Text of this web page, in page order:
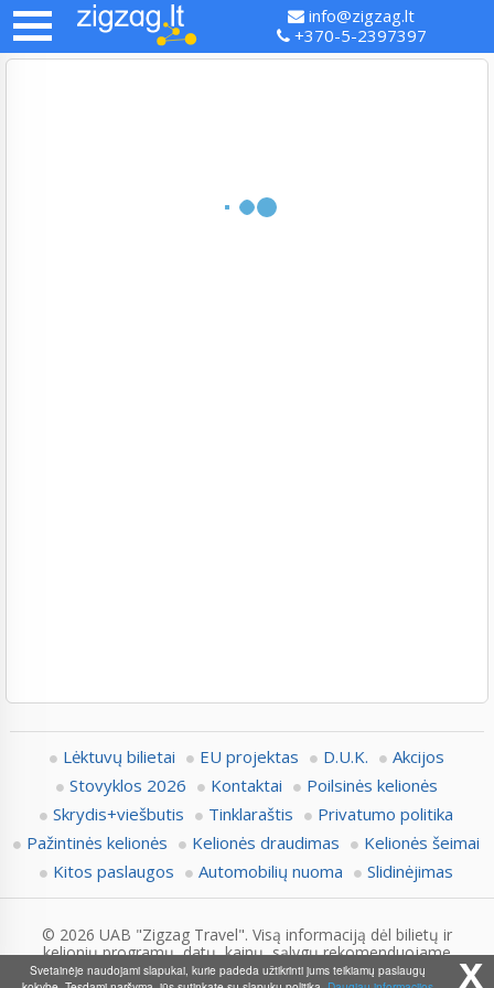
info@zigzag.lt
+370-5-2397397
Lėktuvų bilietai EU projektas D.U.K.
Akcijos
Stovyklos 2026
Kontaktai
Poilsinės kelionės
Skrydis+viešbutis
Tinklaraštis
Privatumo politika
Pažintinės kelionės
Kelionės draudimas
Kelionės šeimai
Kitos paslaugos
Automobilių nuoma Slidinėjimas
© 2026 UAB "Zigzag Travel". Visą informaciją dėl bilietų ir
kelionių programų, datų, kainų, sąlygų rekomenduojame
pasitikslinti su Zigzag.lt konsultantais.
x
Svetainėje naudojami slapukai, kurie padeda užtikrinti jums teikiamų paslaugų